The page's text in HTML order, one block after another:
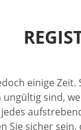
einige
sind,
Sie sicher